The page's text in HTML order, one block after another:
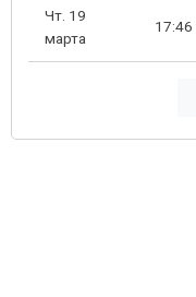
Чт. 19
марта
17:46